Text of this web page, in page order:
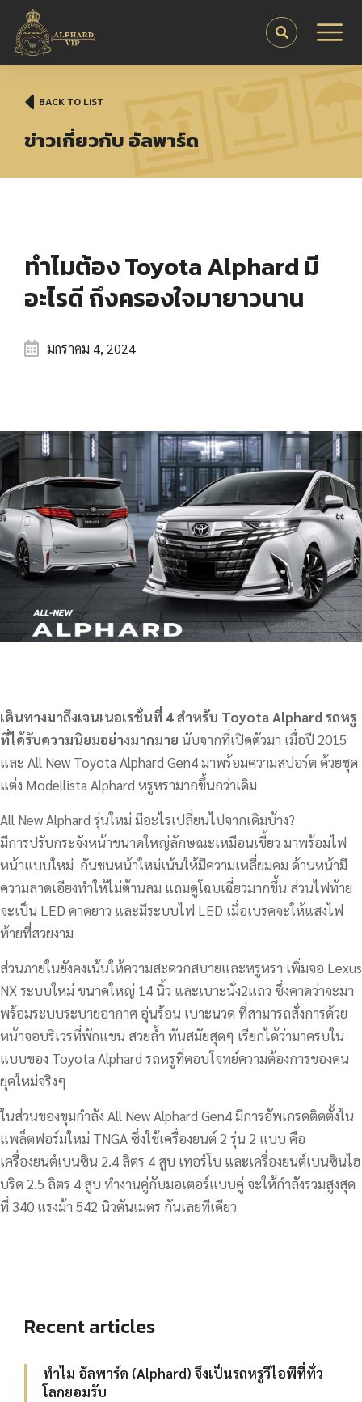
BACK TO LIST
ข่าวเกี่ยวกับ อัลพาร์ด
ทำไมต้อง Toyota Alphard มี
อะไรดี ถึงครองใจมายาวนาน
มกราคม 4, 2024
เดินทางมาถึงเจนเนอเรชั่นที่ 4 สำหรับ Toyota Alphard รถหรู
ที่ได้รับความนิยมอย่างมากมาย นับจากที่เปิดตัวมา เมื่อปี 2015
และ All New Toyota Alphard Gen4 มาพร้อมความสปอร์ต ด้วยชุด
แต่ง Modellista Alphard หรูหรามากขึ้นกว่าเดิม
All New Alphard รุ่นใหม่ มีอะไรเปลี่ยนไปจากเดิมบ้าง?
มีการปรับกระจังหน้าขนาดใหญ่ลักษณะเหมือนเขี้ยว มาพร้อมไฟ
หน้าแบบใหม่ กันชนหน้าใหม่เน้นให้มีความเหลี่ยมคม ด้านหน้ามี
ความลาดเอียงทำให้ไม่ต้านลม แถมดูโฉบเฉี่ยวมากขึ้น ส่วนไฟท้าย
จะเป็น LED คาดยาว และมีระบบไฟ LED เมื่อเบรคจะให้แสงไฟ
ท้ายที่สวยงาม
ส่วนภายในยังคงเน้นให้ความสะดวกสบายและหรูหรา เพิ่มจอ Lexus
NX ระบบใหม่ ขนาดใหญ่ 14 นิ้ว และเบาะนั่ง2แถว ซึ่งคาดว่าจะมา
พร้อมระบบระบายอากาศ อุ่นร้อน เบาะนวด ที่สามารถสั่งการด้วย
หน้าจอบริเวรที่พักแขน สวยล้ำ ทันสมัยสุดๆ เรียกได้ว่ามาครบใน
แบบของ Toyota Alphard รถหรูที่ตอบโจทย์ความต้องการของคน
ยุคใหม่จริงๆ
ในส่วนของขุมกำลัง All New Alphard Gen4 มีการอัพเกรดติดตั้งใน
แพล็ตฟอร์มใหม่ TNGA ซึ่งใช้เครื่องยนต์ 2 รุ่น 2 แบบ คือ
เครื่องยนต์เบนซิน 2.4 ลิตร 4 สูบ เทอร์โบ และเครื่องยนต์เบนซินไฮ
บริด 2.5 ลิตร 4 สูบ ทำงานคู่กับมอเตอร์แบบคู่ จะให้กำลังรวมสูงสุด
ที่ 340 แรงม้า 542 นิวตันเมตร กันเลยทีเดียว
Recent articles
ทำไม อัลพาร์ด (Alphard) จึงเป็นรถหรูวีไอพีที่ทั่ว
โลกยอมรับ